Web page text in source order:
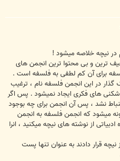
نیچه خلاصه میشود !
ترین و بی محتوا ترین انجمن های
برای آن کم لطفی به فلسفه است .
در این انجمن فلسفه نام ، ترغیب
های فکری ایجاد نمیشود . پس اگر
نشد ، پس آن انجمن برای چه بوجود
میشود که انجمن فلسفه به انجمن
از نوشته های نیچه میکنید ، انرا
قرار دادند به عنوان تنها پست